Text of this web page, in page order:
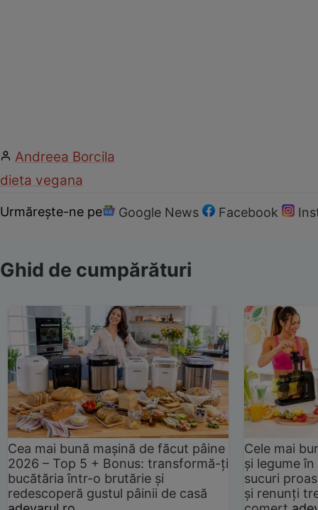
Andreea Borcila
dieta vegana
Urmărește-ne pe Google News Facebook
Ghid de cumpărături
Cea mai bună mașină de făcut pâine
2026 – Top 5 + Bonus: transformă-ți
bucătăria într-o brutărie și
redescoperă gustul pâinii de casă
Cele mai
și legume
sucuri
și renunți